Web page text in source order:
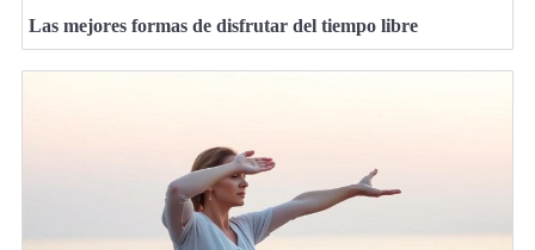
Las mejores formas de disfrutar del tiempo libre